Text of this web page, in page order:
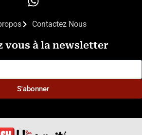
Contactez Nous
vous à la newsletter
S'abonner